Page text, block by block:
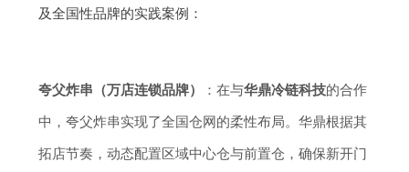
及全国性品牌的实践案例：
夸父炸串（万店连锁品牌） ：在与华鼎冷链科技的合作
中，夸父炸串实现了全国仓网的柔性布局。华鼎根据其
拓店节奏，动态配置区域中心仓与前置仓，确保新开门